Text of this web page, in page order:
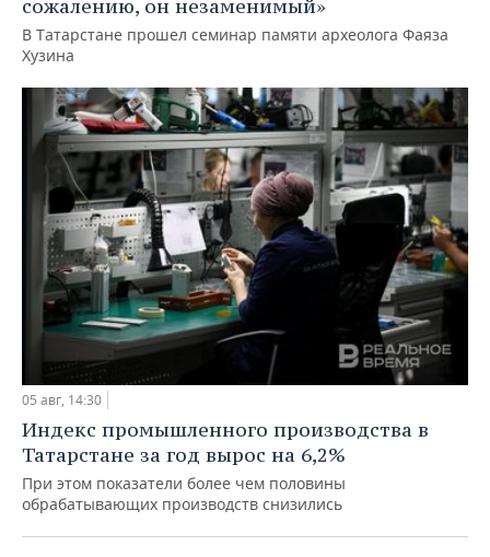
сожалению, он незаменимый»
В Татарстане прошел семинар памяти археолога Фаяза
Хузина
05 авг, 14:30
Индекс промышленного производства в
Татарстане за год вырос на 6,2%
При этом показатели более чем половины
обрабатывающих производств снизились